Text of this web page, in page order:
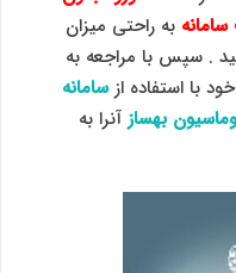
به راحتی میزان
. سپس با مراجعه به
با استفاده از سامانه
بهساز آنرا به